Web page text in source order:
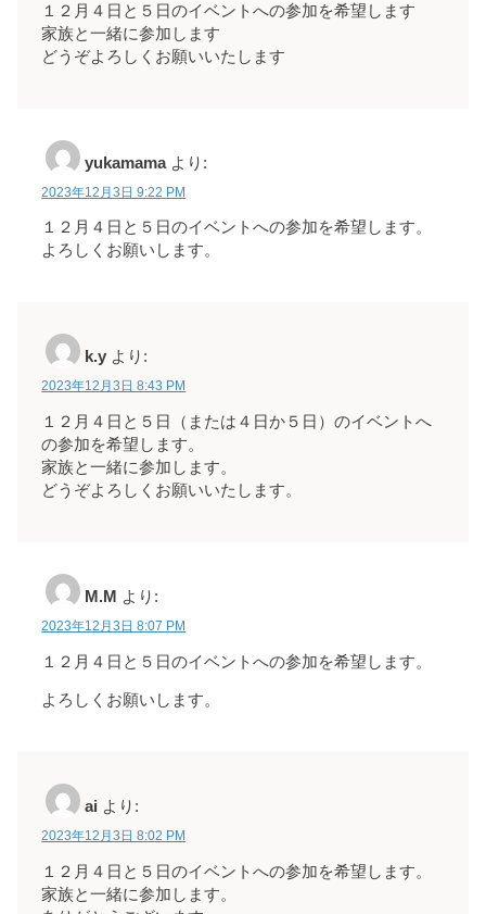
１２月４日と５日のイベントへの参加を希望します
家族と一緒に参加します
どうぞよろしくお願いいたします
yukamama より:
2023年12月3日 9:22 PM
１２月４日と５日のイベントへの参加を希望します。
よろしくお願いします。
k.y より:
2023年12月3日 8:43 PM
１２月４日と５日（または４日か５日）のイベントへ
の参加を希望します。
家族と一緒に参加します。
どうぞよろしくお願いいたします。
M.M より:
2023年12月3日 8:07 PM
１２月４日と５日のイベントへの参加を希望します。
よろしくお願いします。
ai より:
2023年12月3日 8:02 PM
１２月４日と５日のイベントへの参加を希望します。
家族と一緒に参加します。